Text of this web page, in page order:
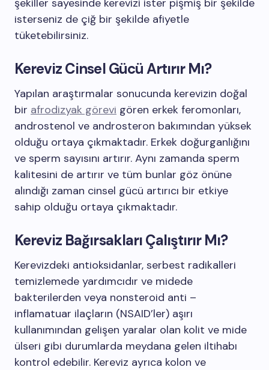
şekiller sayesinde kerevizi ister pişmiş bir şekilde
isterseniz de çiğ bir şekilde afiyetle
tüketebilirsiniz.
Kereviz Cinsel Gücü Artırır Mı?
Yapılan araştırmalar sonucunda kerevizin doğal
bir afrodizyak görevi gören erkek feromonları,
androstenol ve androsteron bakımından yüksek
olduğu ortaya çıkmaktadır. Erkek doğurganlığını
ve sperm sayısını artırır. Aynı zamanda sperm
kalitesini de artırır ve tüm bunlar göz önüne
alındığı zaman cinsel gücü artırıcı bir etkiye
sahip olduğu ortaya çıkmaktadır.
Kereviz Bağırsakları Çalıştırır Mı?
Kerevizdeki antioksidanlar, serbest radikalleri
temizlemede yardımcıdır ve midede
bakterilerden veya nonsteroid anti –
inflamatuar ilaçların (NSAID’ler) aşırı
kullanımından gelişen yaralar olan kolit ve mide
ülseri gibi durumlarda meydana gelen iltihabı
kontrol edebilir. Kereviz ayrıca kolon ve